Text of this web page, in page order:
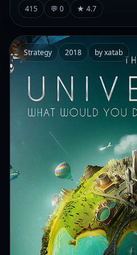
415 💬 0 ★ 4.7
Strategy 2018 by xatab